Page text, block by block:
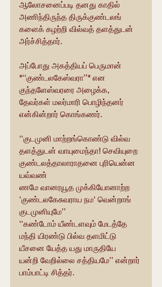
ஆலோசனைப்படி தனது காதில்
அணிந்திருந்த திருக்குண்டலங்
களைக் கழற்றி வில்வத் தளத்துடன்
அர்ச்சித்தார்.
அப்போது அகத்தியப் பெருமான்
*‘‘குண்டலகேஸ்வரா’’* என
குந்தளேஸ்வரரை அழைக்க,
தேவர்கள் மலர்மாரி பொழிந்தனர்
என்கின்றார் கொங்கணர்.
‘‘குடமுனி மாற்றங்கொண்டு வில்வ
தளத்துடன் வாயுமைந்தா! செவியுறை
குண்டலத்தாலாராதனை புரியென்ன
யவ்வண்
ணமே வானரயூத முக்கியோனாற்ற
‘குண்டலகேசுவராய நம‘ வென்றாங்
குடமுனியுமே’’
‘‘கண்டோம் யீண்டளவும் மேடத்தே
மந்தி யிரண்டு பில்வ தளமிட்டு
யீசனை யேத்த யது மாருதியே
யன்றி வேறில்லை சத்தியமே’’ என்றார்
பாம்பாட்டி சித்தர்.